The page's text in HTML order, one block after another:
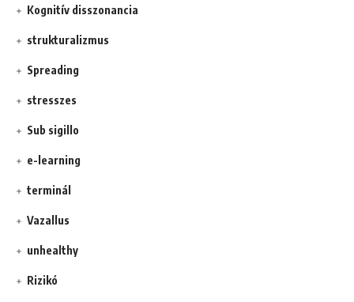
Kognitív disszonancia
strukturalizmus
Spreading
stresszes
Sub sigillo
e-learning
terminál
Vazallus
unhealthy
Rizikó